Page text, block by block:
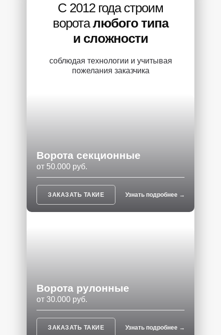
соблюдая технологии и учитывая
пожелания заказчика
С 2012 года строим
вороталюбого типа
и сложности
Узнать подробнее →
ЗАКАЗАТЬ ТАКИЕ
Ворота рулонные
от 30.000 руб.
Узнать подробнее →
ЗАКАЗАТЬ ТАКИЕ
Ворота секционные
от 50.000 руб.